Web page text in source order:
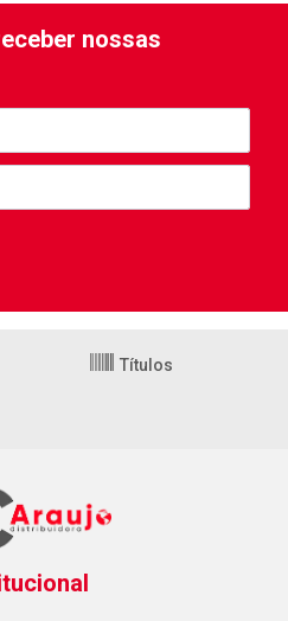
nossas
Títulos